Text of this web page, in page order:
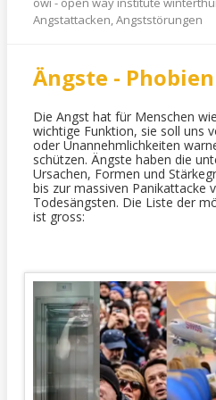
Angstattacken, Angststörungen
Ängste - Phobien
Die Angst hat für Menschen
wichtige Funktion, sie soll uns
oder Unannehmlichkeiten
schützen. Ängste haben die
Ursachen, Formen und
bis zur massiven Panikattacke
Todesängsten. Die Liste der
ist gross: